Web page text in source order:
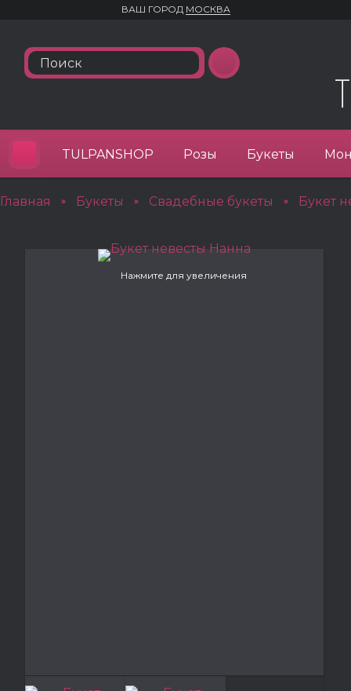
ВАШ ГОРОД МОСКВА
TULPANSHOP Розы Букеты
Главная » Букеты » Свадебные букеты » Букет
Нажмите для увеличения